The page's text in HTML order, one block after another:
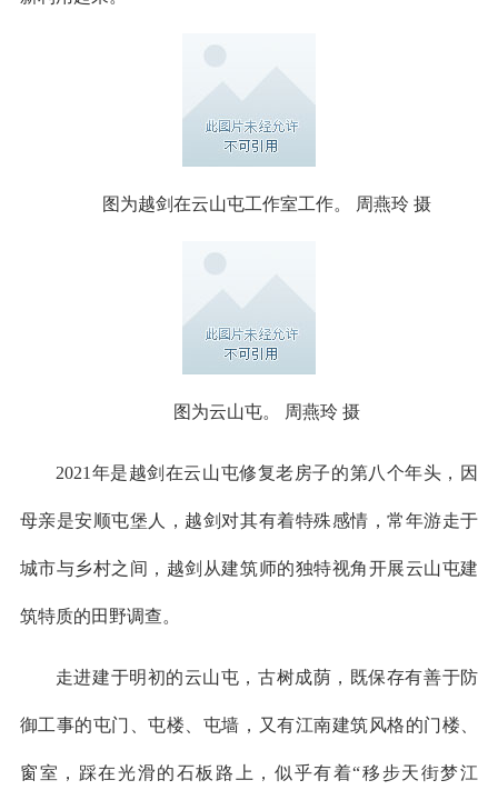
图为越剑在云山屯工作室工作。 周燕玲 摄
图为云山屯。 周燕玲 摄
2021年是越剑在云山屯修复老房子的第八个年头，因
母亲是安顺屯堡人，越剑对其有着特殊感情，常年游走于
城市与乡村之间，越剑从建筑师的独特视角开展云山屯建
筑特质的田野调查。
走进建于明初的云山屯，古树成荫，既保存有善于防
御工事的屯门、屯楼、屯墙，又有江南建筑风格的门楼、
窗室，踩在光滑的石板路上，似乎有着“移步天街梦江